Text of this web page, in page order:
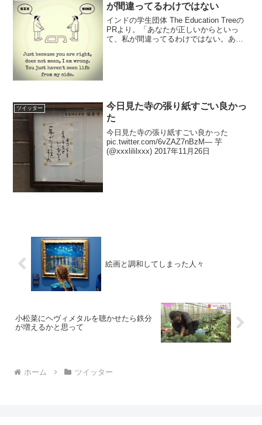
が間違ってるわけではない
インドの学生団体 The Education Treeの
PRより。「あなたが正しいからといっ
て、私が間違ってるわけではない。あな
ツイッター
今日見た寺の張り紙すごい良かっ
た
今日見た寺の張り紙すごい良かった
pic.twitter.com/6vZAZ7nBzM— 芋
(@xxxlililxxx) 2017年11月26日
絵画と調和してしまった人々
小松菜にヘヴィメタルを聴かせたら鉄分
が増えるかと思って
ホーム ツイッター